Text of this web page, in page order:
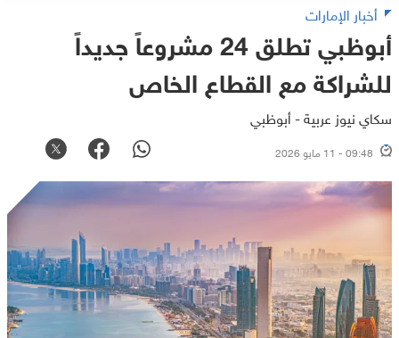
أخبار الإمارات
أبوظبي تطلق 24 مشروعاً جديداً
للشراكة مع القطاع الخاص
سكاي نيوز عربية - أبوظبي
09:48 - 11 مايو 2026